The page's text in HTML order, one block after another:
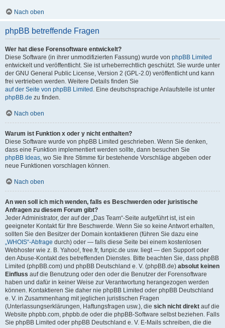
Nach oben
phpBB betreffende Fragen
Wer hat diese Forensoftware entwickelt?
Diese Software (in ihrer unmodifizierten Fassung) wurde von phpBB Limited
entwickelt und veröffentlicht. Sie ist urheberrechtlich geschützt. Sie wurde unter
der GNU General Public License, Version 2 (GPL-2.0) veröffentlicht und kann
frei vertrieben werden. Weitere Details finden Sie
auf der Seite von phpBB Limited . Eine deutschsprachige Anlaufstelle ist unter
phpBB.de zu finden.
Nach oben
Warum ist Funktion x oder y nicht enthalten?
Diese Software wurde von phpBB Limited geschrieben. Wenn Sie denken,
dass eine Funktion implementiert werden sollte, dann besuchen Sie
phpBB Ideas, wo Sie Ihre Stimme für bestehende Vorschläge abgeben oder
neue Funktionen vorschlagen können.
Nach oben
An wen soll ich mich wenden, falls es Beschwerden oder juristische
Anfragen zu diesem Forum gibt?
Jeder Administrator, der auf der „Das Team“-Seite aufgeführt ist, ist ein
geeigneter Kontakt für Ihre Beschwerde. Wenn Sie so keine Antwort erhalten,
sollten Sie den Besitzer der Domain kontaktieren (führen Sie dazu eine
„WHOIS“-Abfrage durch) oder — falls diese Seite bei einem kostenlosen
Webhoster wie z. B. Yahoo!, free.fr, funpic.de usw. liegt — den Support oder
den Abuse-Kontakt des betreffenden Dienstes. Bitte beachten Sie, dass phpBB
Limited (phpBB.com) und phpBB Deutschland e. V. (phpBB.de) absolut keinen
Einfluss auf die Benutzung oder den oder die Benutzer der Forensoftware
haben und dafür in keiner Weise zur Verantwortung herangezogen werden
können. Kontaktieren Sie daher nie phpBB Limited oder phpBB Deutschland
e. V. in Zusammenhang mit jeglichen juristischen Fragen
(Unterlassungserklärungen, Haftungsfragen usw.), die sich nicht direkt auf die
Website phpbb.com, phpbb.de oder die phpBB-Software selbst beziehen. Falls
Sie phpBB Limited oder phpBB Deutschland e. V. E-Mails schreiben, die die